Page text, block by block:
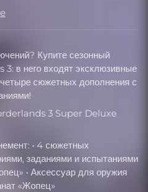
Купите сезонный
в него входят эксклюзивные
сюжетных дополнения с
3 Super Deluxe
• 4 сюжетных
заданиями и испытаниями
• Аксессуар для оружия
«Жопец»